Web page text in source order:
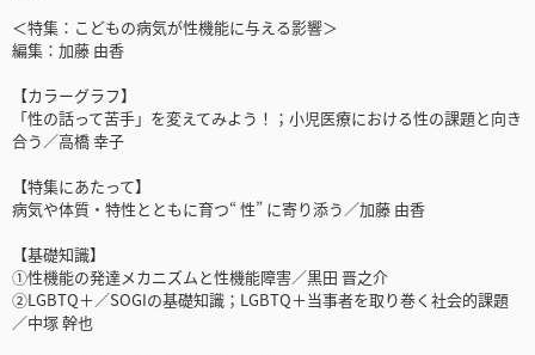
＜特集：こどもの病気が性機能に与える影響＞
編集：加藤 由香
【カラーグラフ】
「性の話って苦手」を変えてみよう！；小児医療における性の課題と向き
合う／高橋 幸子
【特集にあたって】
病気や体質・特性とともに育つ“ 性” に寄り添う／加藤 由香
【基礎知識】
①性機能の発達メカニズムと性機能障害／黒田 晋之介
②LGBTQ＋／SOGIの基礎知識；LGBTQ＋当事者を取り巻く社会的課題
／中塚 幹也